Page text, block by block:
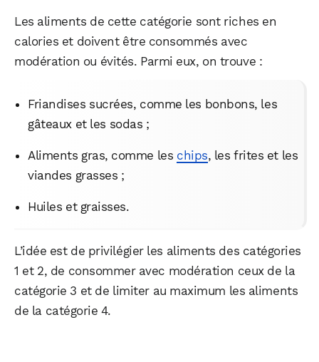
Les aliments de cette catégorie sont riches en
calories et doivent être consommés avec
modération ou évités. Parmi eux, on trouve :
Friandises sucrées, comme les bonbons, les
gâteaux et les sodas ;
Aliments gras, comme les chips, les frites et les
viandes grasses ;
Huiles et graisses.
L’idée est de privilégier les aliments des catégories
1 et 2, de consommer avec modération ceux de la
catégorie 3 et de limiter au maximum les aliments
de la catégorie 4.